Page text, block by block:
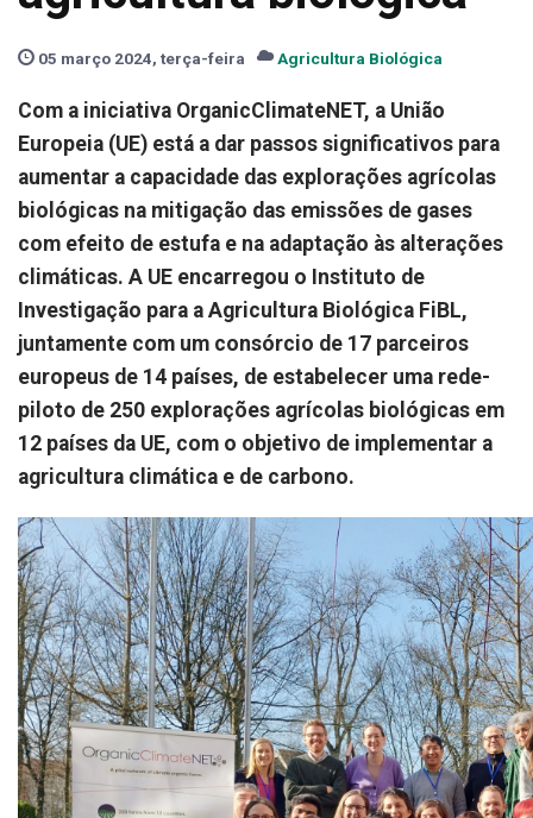
05 março 2024, terça-feira Agricultura Biológica
Com a iniciativa OrganicClimateNET, a União
Europeia (UE) está a dar passos significativos para
aumentar a capacidade das explorações agrícolas
biológicas na mitigação das emissões de gases
com efeito de estufa e na adaptação às alterações
climáticas. A UE encarregou o Instituto de
Investigação para a Agricultura Biológica FiBL,
juntamente com um consórcio de 17 parceiros
europeus de 14 países, de estabelecer uma rede-
piloto de 250 explorações agrícolas biológicas em
12 países da UE, com o objetivo de implementar a
agricultura climática e de carbono.